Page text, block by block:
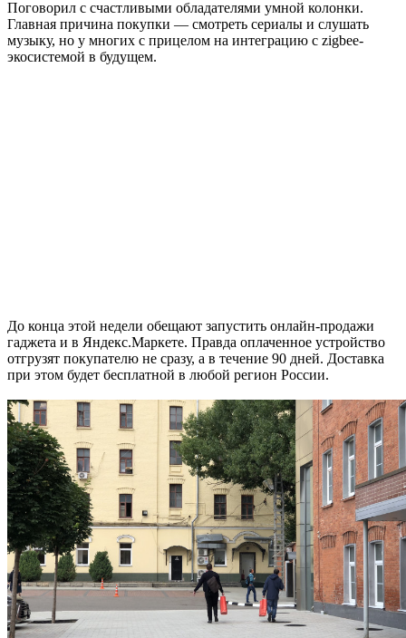
Поговорил с счастливыми обладателями умной колонки.
Главная причина покупки — смотреть сериалы и слушать
музыку, но у многих с прицелом на интеграцию с zigbee-
экосистемой в будущем.
До конца этой недели обещают запустить онлайн-продажи
гаджета и в Яндекс.Маркете. Правда оплаченное устройство
отгрузят покупателю не сразу, а в течение 90 дней. Доставка
при этом будет бесплатной в любой регион России.